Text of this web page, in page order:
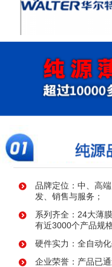
浙江华尔特机电股份有
司
品牌定位：中、高
发、销售与服务；
系列齐全：24大薄
有近3000个产品规
硬件实力：全自动
企业荣誉：产品已